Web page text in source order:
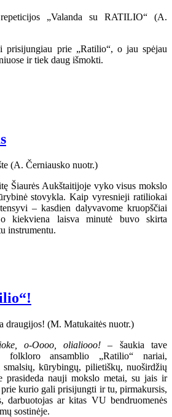
prisijungiau prie „Ratilio“, o jau spėjau
ir tiek daug išmokti.
Šiaurės Aukštaitijoje vyko visus mokslo
stovykla. Kaip vyresnieji ratiliokai
– kasdien dalyvavome kruopščiai
o kiekviena laisva minutė buvo skirta
instrumentu.
o-Oooo, olialiooo! – šaukia tave
folkloro ansamblio „Ratilio“ nariai,
kūrybingų, pilietiškų, nuoširdžių
prasideda nauji mokslo metai, su jais ir
prie kurio gali prisijungti ir tu, pirmakursis,
darbuotojas ar kitas VU bendruomenės
sostinėje.